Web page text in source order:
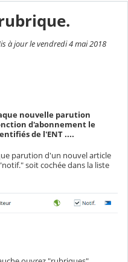
à jour le vendredi 4 mai 2018
nouvelle parution
d'abonnement le
de l'ENT ....
parution d'un nouvel article
soit cochée dans la liste